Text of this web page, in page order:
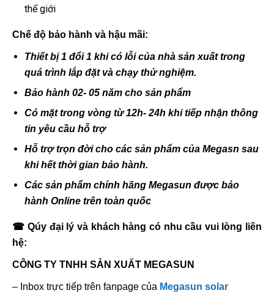
thế giới
Chế độ bảo hành và hậu mãi:
Thiết bị 1 đổi 1 khi có lỗi của nhà sản xuất trong
quá trình lắp đặt và chạy thử nghiệm.
Bảo hành 02- 05 năm cho sản phẩm
Có mặt trong vòng từ 12h- 24h khi tiếp nhận thông
tin yêu cầu hỗ trợ
Hỗ trợ trọn đời cho các sản phẩm của Megasn sau
khi hết thời gian bảo hành.
Các sản phẩm chính hãng Megasun được bảo
hành Online trên toàn quốc
☎ Qúy đại lý và khách hàng có nhu cầu vui lòng liên
hệ:
CÔNG TY TNHH SẢN XUẤT MEGASUN
– Inbox trực tiếp trên fanpage của Megasun solar